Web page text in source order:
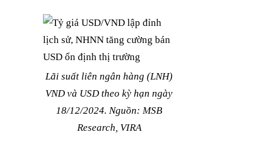
Lãi suất liên ngân hàng (LNH)
VND và USD theo kỳ hạn ngày
18/12/2024. Nguồn: MSB
Research, VIRA